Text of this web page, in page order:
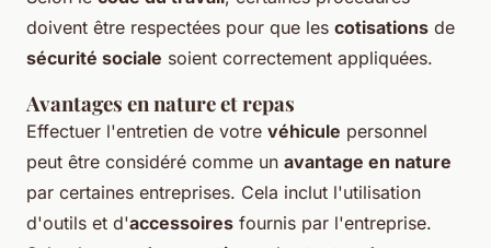
doivent être respectées pour que les cotisations de
sécurité sociale soient correctement appliquées.
Avantages en nature et repas
Effectuer l'entretien de votre véhicule personnel
peut être considéré comme un avantage en nature
par certaines entreprises. Cela inclut l'utilisation
d'outils et d'accessoires fournis par l'entreprise.